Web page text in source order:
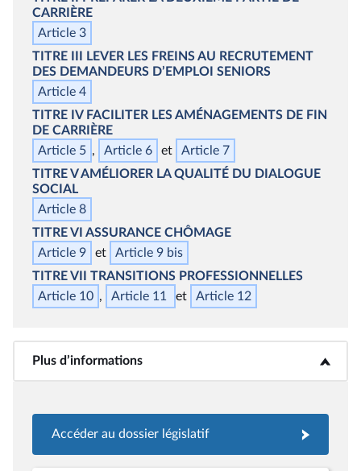
CARRIÈRE
Article 3
TITRE III
LEVER LES FREINS AU RECRUTEMENT
DES DEMANDEURS D’EMPLOI SENIORS
Article 4
TITRE IVFACILITER LES AMÉNAGEMENTS DE FIN
DE CARRIÈRE
Article 5
Article 6
Article 7
TITRE VAMÉLIORER LA QUALITÉ DU DIALOGUE
SOCIAL
Article 8
TITRE VI ASSURANCE CHÔMAGE
Article 9
Article 9 bis
TITRE VII
TRANSITIONS PROFESSIONNELLES
Article 10
Article 11 Article 12
Plus d’informations<b>Plus d’informations</b>
Accéder au dossier législatif